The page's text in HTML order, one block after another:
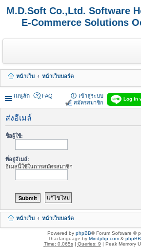
M.D.Soft Co.,Ltd. Software
E-Commerce Solutions
หน้าเว็บ
หน้าเว็บบอร์ด
เมนูลัด
Log in
FAQ
เข้าสู่ระบบ
สมัครสมาชิก
ส่งอีเมล์
ชื่อผู้ใช้:
ที่อยู่อีเมล์:
อีเมลนี้ใช้ในการสมัครสมาชิก
หน้าเว็บ หน้าเว็บบอร์ด
Powered by phpBB® Forum Software ©
Thai language by Mindphp.com&
Time: 0.065s| Queries: 9 | Peak Memory